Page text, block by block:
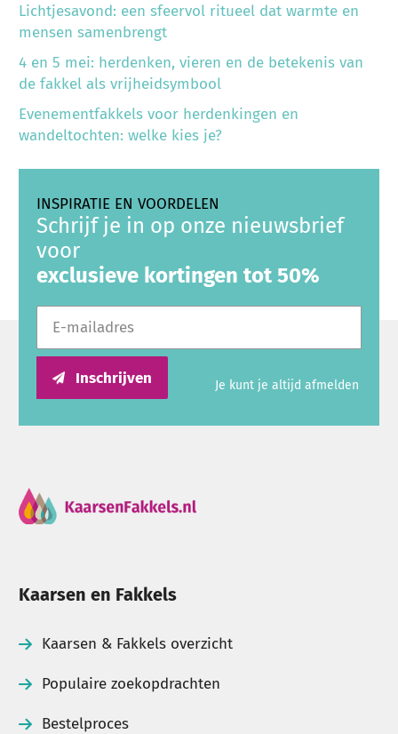
Lichtjesavond: een sfeervol ritueel dat warmte en
mensen samenbrengt
4 en 5 mei: herdenken, vieren en de betekenis van
de fakkel als vrijheidsymbool
Evenementfakkels voor herdenkingen en
wandeltochten: welke kies je?
INSPIRATIE EN VOORDELEN
Schrijf je in op onze nieuwsbrief
voor
exclusieve kortingen tot 50%
Inschrijven Je kunt je altijd afmelden
Kaarsen en Fakkels
Kaarsen & Fakkels overzicht
Populaire zoekopdrachten
Bestelproces